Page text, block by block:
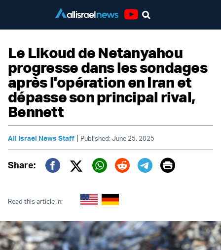
Le Likoud de Netanyahou
progresse dans les sondages
après l'opération en Iran et
dépasse son principal rival,
Bennett
All Israel News Staff | Published: June 25, 2025
Share:
Twitter (X)
Print
Read this article in: